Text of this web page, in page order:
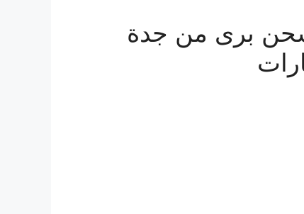
عفش من جدة الى الامارات 0510814090 شحن برى من جدة